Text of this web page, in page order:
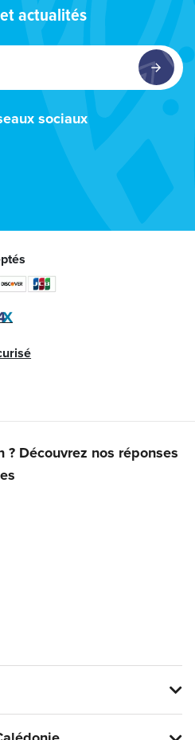
actualités
sociaux
? Découvrez nos réponses